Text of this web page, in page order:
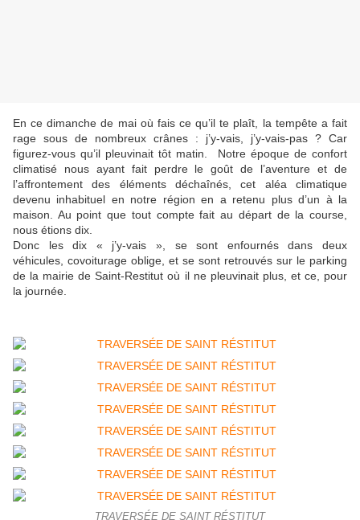
En ce dimanche de mai où fais ce qu’il te plaît, la tempête a fait
rage sous de nombreux crânes : j’y-vais, j’y-vais-pas ? Car
figurez-vous qu’il pleuvinait tôt matin. Notre époque de confort
climatisé nous ayant fait perdre le goût de l’aventure et de
l’affrontement des éléments déchaînés, cet aléa climatique
devenu inhabituel en notre région en a retenu plus d’un à la
maison. Au point que tout compte fait au départ de la course,
nous étions dix.
Donc les dix « j’y-vais », se sont enfournés dans deux
véhicules, covoiturage oblige, et se sont retrouvés sur le parking
de la mairie de Saint-Restitut où il ne pleuvinait plus, et ce, pour
la journée.
TRAVERSÉE DE SAINT RÉSTITUT